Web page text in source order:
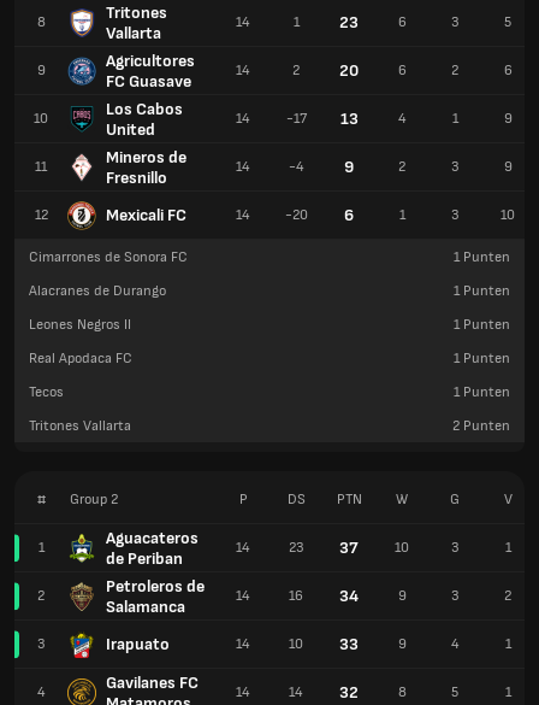
8
Tritones
Vallarta
9
Agricultores
FC Guasave
10
Los Cabos
United
11
Mineros de
Fresnillo
12 Mexicali FC
14 1 23 6 3 5
14 2 20 6 2 6
14 -17 13 4 1 9
14 -4 9 2 3 9
14 -20 6 1 3 10
Cimarrones de Sonora FC 1 Punten
Alacranes de Durango
1 Punten
Leones Negros II
1 Punten
Real Apodaca FC
1 Punten
Tecos
1 Punten
Tritones Vallarta
2 Punten
# Group 2
1
Aguacateros
de Periban
2
Petroleros de
Salamanca
3 Irapuato
4
Gavilanes FC
P DS PTN W G V
14 23 37 10 3 1
14 16 34 9 3 2
14 10 33 9 4 1
14 14 32 8 5 1